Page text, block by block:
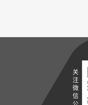
关
注
微
信